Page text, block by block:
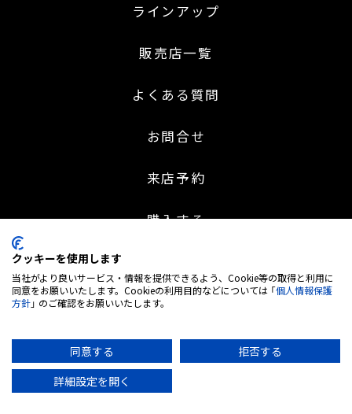
ラインアップ
販売店一覧
よくある質問
お問合せ
来店予約
購入する
BLOG & CONTENTS
販売パートナー募集
クッキーを使用します
当社がより良いサービス・情報を提供できるよう、Cookie等の取得と利用に
同意をお願いいたします。Cookieの利用目的などについては 「個人情報保護
方針」 のご確認をお願いいたします。
同意する
拒否する
詳細設定を開く